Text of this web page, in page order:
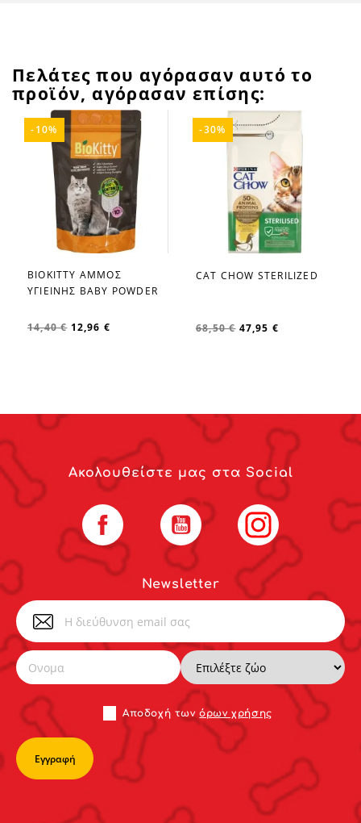
Πελάτες που αγόρασαν αυτό το
προϊόν, αγόρασαν επίσης:
favorite_border
BIOKITTY ΑΜΜΟΣ
ΥΓΙΕΙΝΗΣ BABY POWDER
14,40 € 12,96 €
-10%
favorite_border
CAT CHOW STERILIZED
68,50 € 47,95 €
-30%
Newsletter
Αποδoχή τωνόρων χρήσης
Ακολουθείστε μας στα Social
Facebook YouTube Instagram